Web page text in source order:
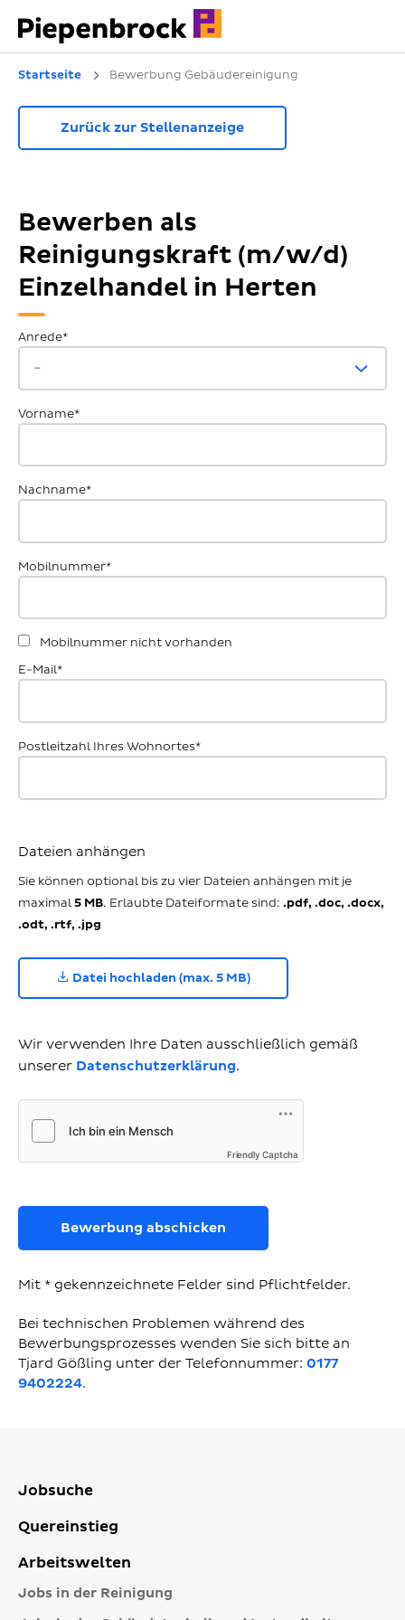
Startseite Bewerbung Gebäudereinigung
Zurück zur Stellenanzeige
Bewerben als
Reinigungskraft (m/w/d)
Einzelhandel in Herten
Anrede*
Vorname*
Nachname*
Mobilnummer*
Mobilnummer nicht vorhanden
E-Mail*
Postleitzahl Ihres Wohnortes*
Dateien anhängen
Sie können optional bis zu vier Dateien anhängen mit je
maximal5 MB. Erlaubte Dateiformate sind: .pdf, .doc, .docx,
.odt, .rtf, .jpg
Datei hochladen (max. 5 MB)
Wir verwenden Ihre Daten ausschließlich gemäß
unserer Datenschutzerklärung.
Friendly Captcha
Bewerbung abschicken
Mit * gekennzeichnete Felder sind Pflichtfelder.
Bei technischen Problemen während des
Bewerbungsprozesses wenden Sie sich bitte an
Tjard Gößling unter der Telefonnummer: 0177
9402224.
Jobsuche
Quereinstieg
Arbeitswelten
Jobs in der Reinigung